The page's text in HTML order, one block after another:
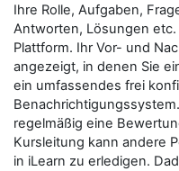
Ihre Rolle, Aufgaben,
Antworten, Lösungen
Plattform. Ihr Vor- und
angezeigt, in denen Sie
ein umfassendes frei
regelmäßig eine
Kursleitung kann andere
in iLearn zu erledigen.